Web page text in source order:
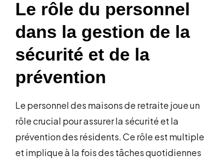
Le rôle du personnel
dans la gestion de la
sécurité et de la
prévention
Le personnel des maisons de retraite joue un
rôle crucial pour assurer la sécurité et la
prévention des résidents. Ce rôle est multiple
et implique à la fois des tâches quotidiennes